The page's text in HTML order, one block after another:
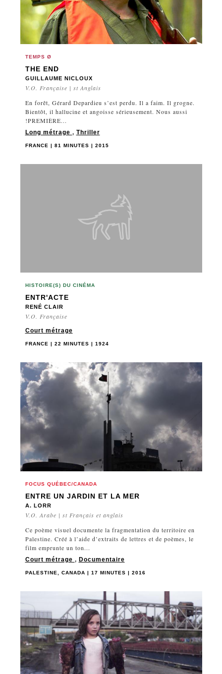
DRAME SOCIAL
EXPÉRIMENTAL
FICTION
HORREUR
SCIENCE FICTION
BELGIQUE
BOSNIE-HERZÉGOVINE
BRÉSIL
BULGARIE
BURKINA FASO
CAMBODGE
CANADA
CHILI
CHINE
COLOMBIE
HONG KONG
HONGRIE
ISRAËL
ITALIE
JAPON
KAZAKHSTAN
LIBAN
MADAGASCAR
MAROC
PANAMA
PAYS-BAS
PHILIPPINES
POLOGNE
PORTUGAL
QATAR
ROUMANIE
ROYAUME-UNI
RUSSIE
SERBIE
SUÈDE
TEMPS Ø
THE END
GUILLAUME NICLOUX
V.O. Française | st Anglais
En forêt, Gérard Depardieu s’est perdu. Il a faim. Il grogne.
Bientôt, il hallucine et angoisse sérieusement. Nous aussi
!PREMIÈRE...
Long métrage , Thriller
FRANCE | 81 MINUTES | 2015
HISTOIRE(S) DU CINÉMA
ENTR'ACTE
RENÉ CLAIR
V.O. Française
Court métrage
FRANCE | 22 MINUTES | 1924
FOCUS QUÉBEC/CANADA
ENTRE UN JARDIN ET LA MER
A. LORR
V.O. Arabe | st Français et anglais
Ce poème visuel documente la fragmentation du territoire en
Palestine. Créé à l’aide d’extraits de lettres et de poèmes, le
film emprunte un ton...
Court métrage , Documentaire
PALESTINE, CANADA | 17 MINUTES | 2016